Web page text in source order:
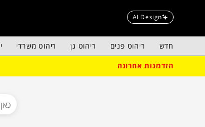
AI Design
חדש ריהוט פנים ריהוט גן ריהוט משרדי
הזדמנות אחרונה